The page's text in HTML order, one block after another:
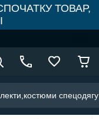
ТОВАР,
спецодягу